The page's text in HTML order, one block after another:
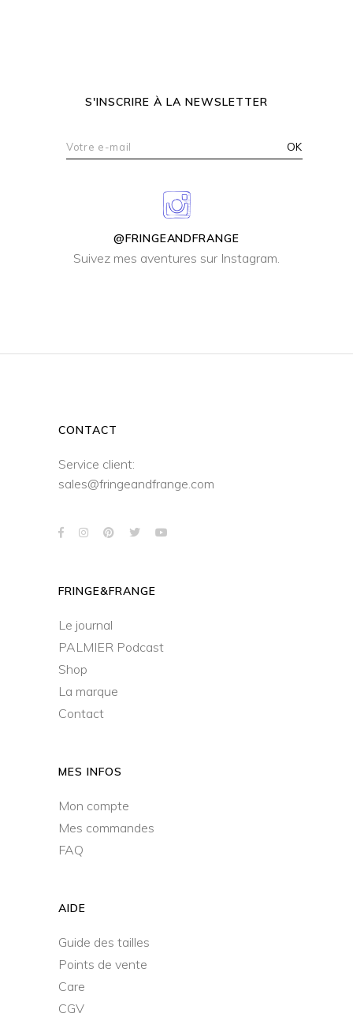
S'INSCRIRE À LA NEWSLETTER
@FRINGEANDFRANGE
Suivez mes aventures sur Instagram.
CONTACT
Service client:
sales@fringeandfrange.com
FRINGE&FRANGE
Le journal
PALMIER Podcast
Shop
La marque
Contact
MES INFOS
Mon compte
Mes commandes
FAQ
AIDE
Guide des tailles
Points de vente
Care
CGV